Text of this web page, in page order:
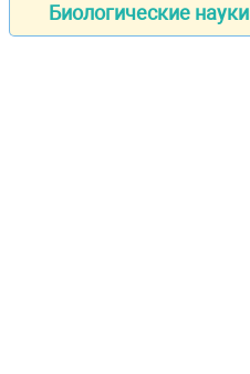
Биологические науки